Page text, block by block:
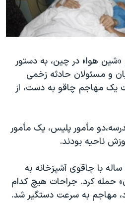
۲۰۲۴
ایران
«شین هوا» در چین، به دستور
و مسئولان حادثه زخمی
یک مهاجم چاقو به دست، از
مأمور پلیس، یک مأمور
ناحیه بودند.
در حادثه مذکور، مردی۳۶ ساله با چاقوی آشپزخانه به
حمله کرد. جراحات هیچ کدام
مهاجم به سرعت دستگیر شد.